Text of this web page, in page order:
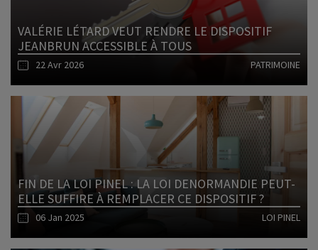
VALÉRIE LÉTARD VEUT RENDRE LE DISPOSITIF
JEANBRUN ACCESSIBLE À TOUS
22 Avr 2026 PATRIMOINE
Lire l'article
FIN DE LA LOI PINEL : LA LOI DENORMANDIE PEUT-
ELLE SUFFIRE À REMPLACER CE DISPOSITIF ?
06 Jan 2025 LOI PINEL